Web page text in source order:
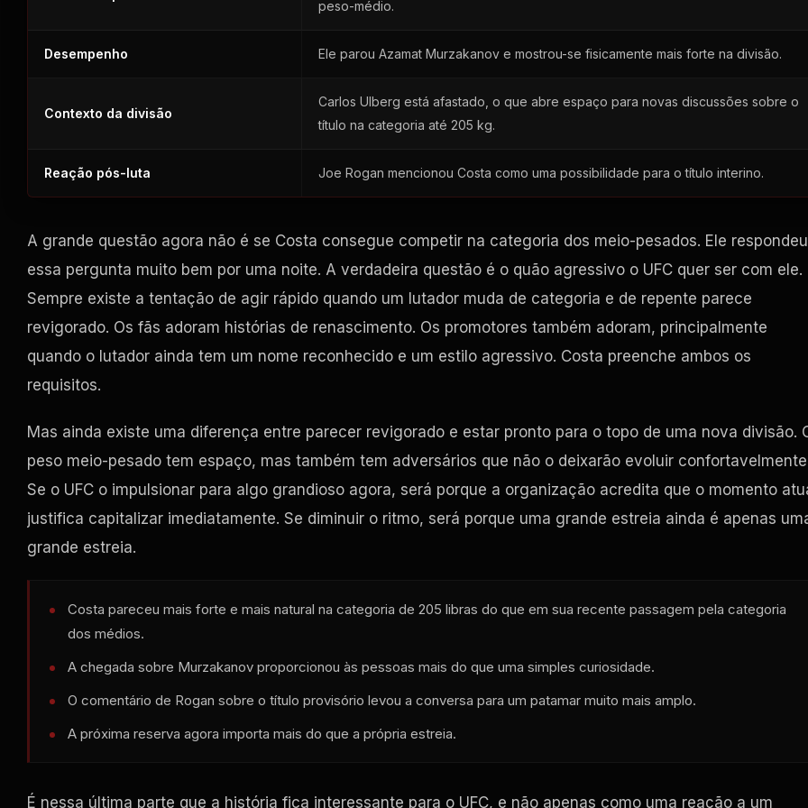
peso-médio.
Desempenho Ele parou Azamat Murzakanov e mostrou-se fisicamente mais forte na divisão.
Contexto da divisão
Carlos Ulberg está afastado, o que abre espaço para novas discussões sobre o
título na categoria até 205 kg.
Reação pós-luta Joe Rogan mencionou Costa como uma possibilidade para o título interino.
A grande questão agora não é se Costa consegue competir na categoria dos meio-pesados. Ele
essa pergunta muito bem por uma noite. A verdadeira questão é o quão agressivo o UFC quer ser com ele.
Sempre existe a tentação de agir rápido quando um lutador muda de categoria e de repente parece
revigorado. Os fãs adoram histórias de renascimento. Os promotores também adoram, principalmente
quando o lutador ainda tem um nome reconhecido e um estilo agressivo. Costa preenche ambos os
requisitos.
Mas ainda existe uma diferença entre parecer revigorado e estar pronto para o topo de uma nova divisão.
peso meio-pesado tem espaço, mas também tem adversários que não o deixarão evoluir
Se o UFC o impulsionar para algo grandioso agora, será porque a organização acredita que o momento
justifica capitalizar imediatamente. Se diminuir o ritmo, será porque uma grande estreia ainda é apenas
grande estreia.
Costa pareceu mais forte e mais natural na categoria de 205 libras do que em sua recente passagem pela categoria
dos médios.
A chegada sobre Murzakanov proporcionou às pessoas mais do que uma simples curiosidade.
O comentário de Rogan sobre o título provisório levou a conversa para um patamar muito mais amplo.
A próxima reserva agora importa mais do que a própria estreia.
É nessa última parte que a história fica interessante para o UFC, e não apenas como uma reação a um